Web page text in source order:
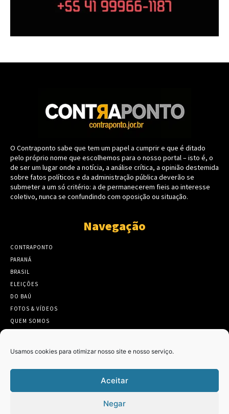
Usamos cookies para otimizar nosso site e nosso serviço.
Aceitar
Negar
O Contraponto sabe que tem um papel a cumprir e que é ditado
pelo próprio nome que escolhemos para o nosso portal – isto é, o
de ser um lugar onde a notícia, a análise crítica, a opinião destemida
sobre fatos políticos e da administração pública deverão se
submeter a um só critério: a de permanecerem fieis ao interesse
coletivo, nunca se confundindo com oposição ou situação.
Navegação
CONTRAPONTO
PARANÁ
BRASIL
ELEIÇÕES
DO BAÚ
FOTOS & VÍDEOS
QUEM SOMOS
Twitter
Tweets by Contraponto_jor
e ativar este conteúdo